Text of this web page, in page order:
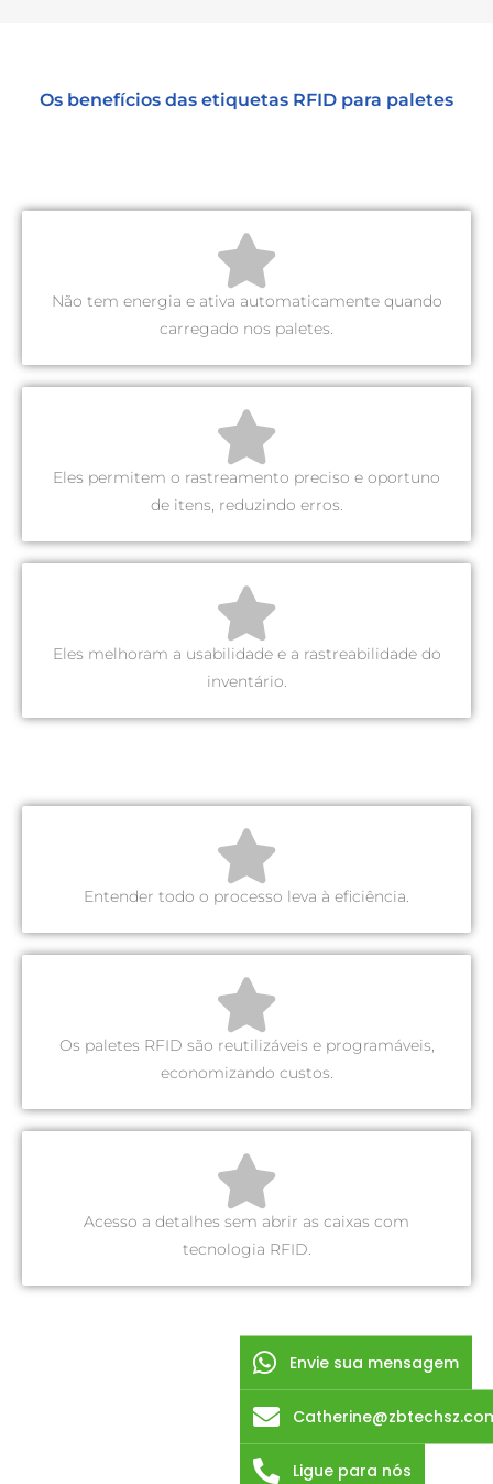
Os benefícios das etiquetas RFID para paletes
Não tem energia e ativa automaticamente quando
carregado nos paletes.
Eles permitem o rastreamento preciso e oportuno
de itens, reduzindo erros.
Eles melhoram a usabilidade e a rastreabilidade do
inventário.
Entender todo o processo leva à eficiência.
Os paletes RFID são reutilizáveis e programáveis,
economizando custos.
Acesso a detalhes sem abrir as caixas com
tecnologia RFID.
Envie sua mensagem
Ligue para nós